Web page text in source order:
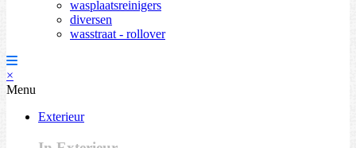
wasplaatsreinigers
diversen
wasstraat - rollover
×
Menu
Exterieur